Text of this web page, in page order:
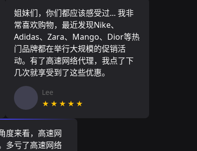
姐妹们，你们都应该感受过... 我非
常喜欢购物，最近发现Nike、
Adidas、Zara、Mango、Dior等热
门品牌都在举行大规模的促销活
动。有了高速网络代理，我点了下
几次就享受到了这些优惠。
Lee
★★★★★
度来看，高速网
多亏了高速网络